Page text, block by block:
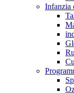
Infanzia